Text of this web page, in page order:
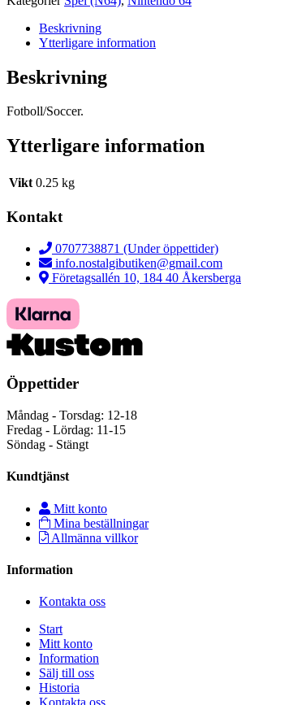
Beskrivning
Ytterligare information
Beskrivning
Fotboll/Soccer.
Ytterligare information
Vikt 0.25 kg
Kontakt
0707738871 (Under öppettider)
info.nostalgibutiken@gmail.com
Företagsallén 10, 184 40 Åkersberga
Öppettider
Måndag - Torsdag: 12-18
Fredag - Lördag: 11-15
Söndag - Stängt
Kundtjänst
Mitt konto
Mina beställningar
Allmänna villkor
Information
Kontakta oss
Start
Mitt konto
Information
Sälj till oss
Historia